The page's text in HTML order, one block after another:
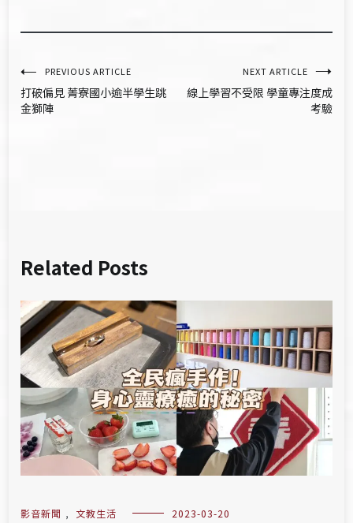
文
章
PREVIOUS ARTICLE
打破偏見 菁寮國小逾半學生跳
金獅陣
NEXT ARTICLE
線上學習不受限 學童專注度成
考驗
Related Posts
影音新聞 , 文教生活 2023-03-20